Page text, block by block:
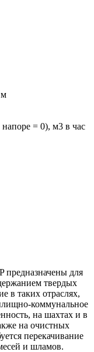
м
= 0), м3 в час
для
твердых
в таких отраслях,
коммунальное
на шахтах и в
на очистных
перекачивание
и шламов.